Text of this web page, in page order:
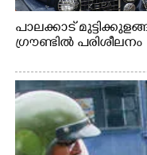
പാലക്കാട്
ഗ്രൗണ്ടിൽ പരിശീലനം